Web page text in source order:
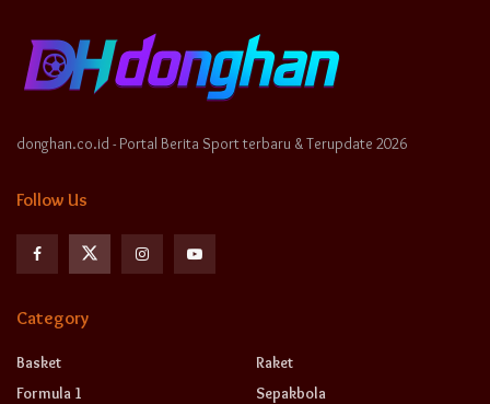
donghan.co.id - Portal Berita Sport terbaru & Terupdate 2026
Follow Us
Category
Basket
Formula 1
Raket
Sepakbola